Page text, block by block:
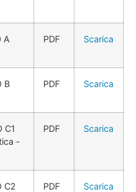
A
PDF Scarica
B
PDF Scarica
C1
-
PDF Scarica
C2
PDF Scarica